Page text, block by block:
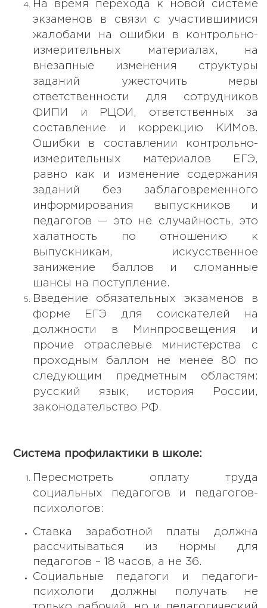
На время перехода к новой системе
экзаменов в связи с участившимися
жалобами на ошибки в контрольно-
измерительных материалах, на
внезапные изменения структуры
заданий ужесточить меры
ответственности для сотрудников
ФИПИ и РЦОИ, ответственных за
составление и коррекцию КИМов.
Ошибки в составлении контрольно-
измерительных материалов ЕГЭ,
равно как и изменение содержания
заданий без заблаговременного
информирования выпускников и
педагогов — это не случайность, это
халатность по отношению к
выпускникам, искусственное
занижение баллов и сломанные
шансы на поступление.
Введение обязательных экзаменов в
форме ЕГЭ для соискателей на
должности в Минпросвещения и
прочие отраслевые министерства с
проходным баллом не менее 80 по
следующим предметным областям:
русский язык, история России,
законодательство РФ.
Система профилактики в школе:
Пересмотреть оплату труда
социальных педагогов и педагогов-
психологов:
Ставка заработной платы должна
рассчитываться из нормы для
педагогов – 18 часов, а не 36.
Социальные педагоги и педагоги-
психологи должны получать не